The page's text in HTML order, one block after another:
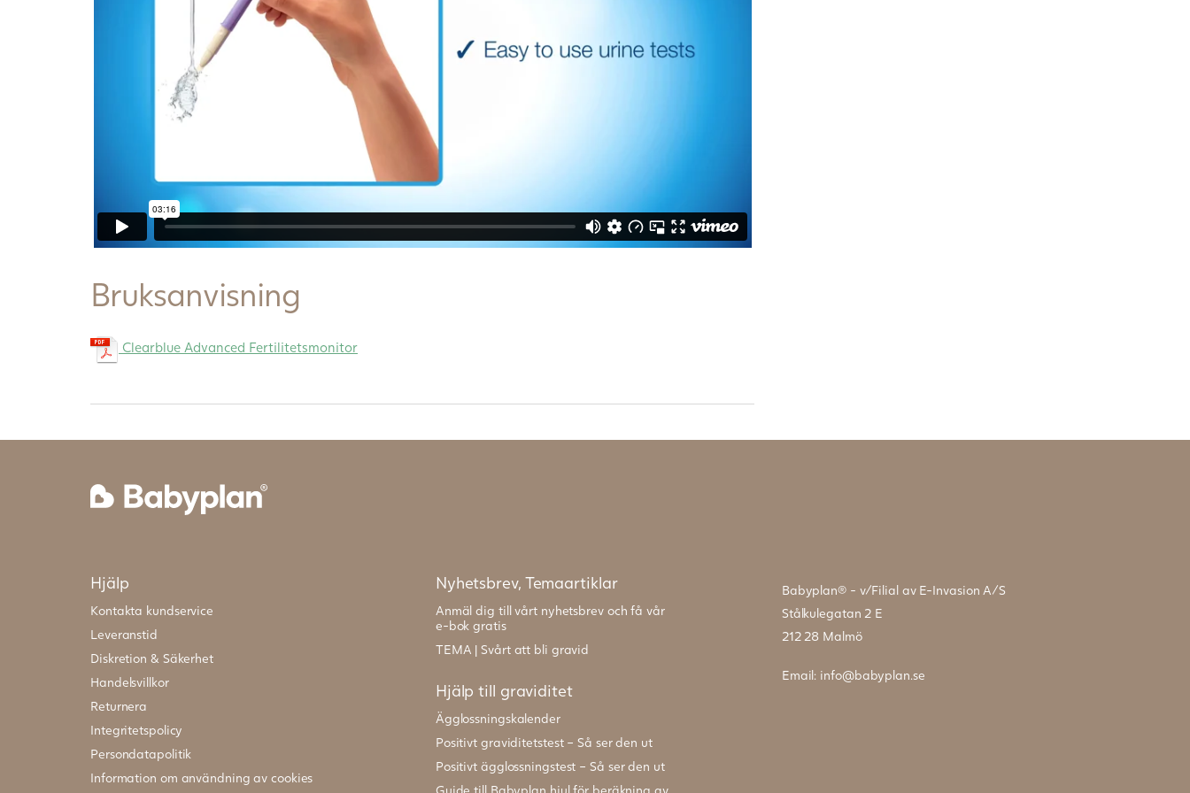
Bruksanvisning
Clearblue Advanced Fertilitetsmonitor
Hjälp
Kontakta kundservice
Leveranstid
Diskretion & Säkerhet
Handelsvillkor
Returnera
Integritetspolicy
Persondatapolitik
Information om användning av cookies
Nyhetsbrev, Temaartiklar
Anmäl dig till vårt nyhetsbrev och få vår
e-bok gratis
TEMA | Svårt att bli gravid
Hjälp till graviditet
Ägglossningskalender
Positivt graviditetstest – Så ser den ut
Positivt ägglossningstest – Så ser den ut
Guide till Babyplan hjul för beräkning av
Babyplan® - v/Filial av E-Invasion A/S
Stålkulegatan 2 E
212 28 Malmö
Email: info@babyplan.se